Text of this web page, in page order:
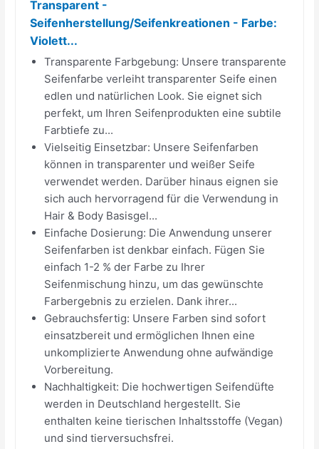
Transparent -
Seifenherstellung/Seifenkreationen - Farbe:
Violett...
Transparente Farbgebung: Unsere transparente
Seifenfarbe verleiht transparenter Seife einen
edlen und natürlichen Look. Sie eignet sich
perfekt, um Ihren Seifenprodukten eine subtile
Farbtiefe zu...
Vielseitig Einsetzbar: Unsere Seifenfarben
können in transparenter und weißer Seife
verwendet werden. Darüber hinaus eignen sie
sich auch hervorragend für die Verwendung in
Hair & Body Basisgel...
Einfache Dosierung: Die Anwendung unserer
Seifenfarben ist denkbar einfach. Fügen Sie
einfach 1-2 % der Farbe zu Ihrer
Seifenmischung hinzu, um das gewünschte
Farbergebnis zu erzielen. Dank ihrer...
Gebrauchsfertig: Unsere Farben sind sofort
einsatzbereit und ermöglichen Ihnen eine
unkomplizierte Anwendung ohne aufwändige
Vorbereitung.
Nachhaltigkeit: Die hochwertigen Seifendüfte
werden in Deutschland hergestellt. Sie
enthalten keine tierischen Inhaltsstoffe (Vegan)
und sind tierversuchsfrei.